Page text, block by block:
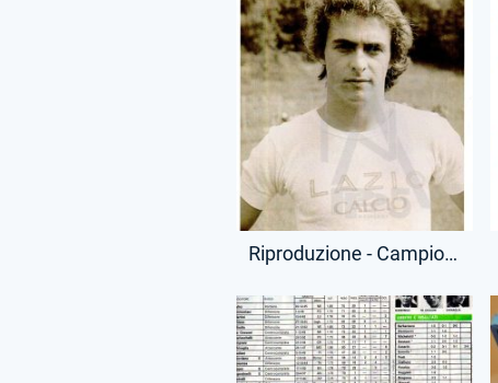
Riproduzione - Campionato Serie A - Lionello Manfredonia